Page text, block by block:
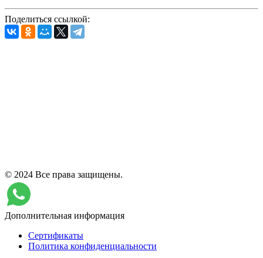
Поделиться ссылкой:
© 2024 Все права защищены.
Дополнительная информация
Сертификаты
Политика конфиденциальности